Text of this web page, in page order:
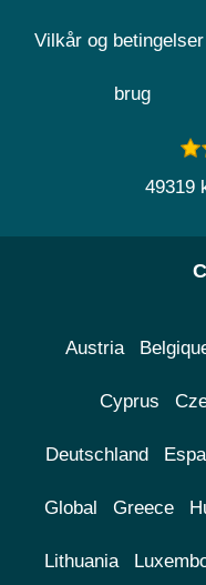
Vilkår og
brug
49319
Austria
Cyprus
Deutschland
Global Greece
Lithuania